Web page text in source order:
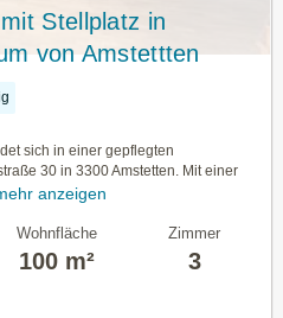
Stellplatz in
von Amstettten
sich in einer gepflegten
30 in 3300 Amstetten. Mit einer
anzeigen
Wohnfläche
100 m²
Zimmer
3